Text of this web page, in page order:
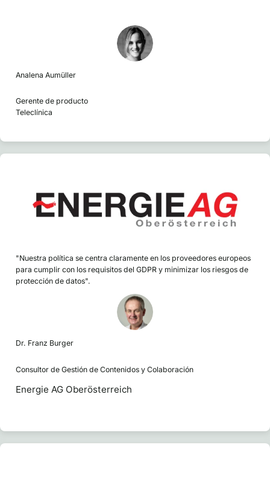
Analena Aumüller
Gerente de producto
Teleclínica
"Nuestra política se centra claramente en los proveedores europeos
para cumplir con los requisitos del GDPR y minimizar los riesgos de
protección de datos".
Dr. Franz Burger
Consultor de Gestión de Contenidos y Colaboración
Energie AG Oberösterreich